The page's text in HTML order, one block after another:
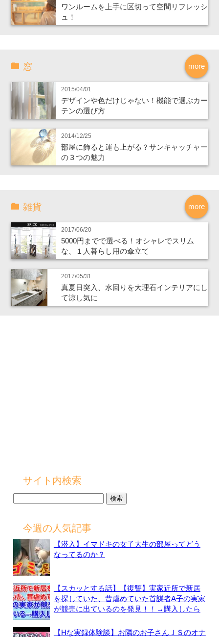
ワンルームを上手に区切って空間リフレッシ
ュ！
more
窓
2015/04/01
デザインや色だけじゃない！機能で選ぶカー
テンの選び方
2014/12/25
部屋に飾ると運も上がる？サンキャッチャー
の３つの魅力
more
雑貨
2017/06/20
5000円までで選べる！オシャレでスリム
な、１人暮らし用の傘立て
2017/05/31
真夏日突入、水回りを大理石インテリアにし
て涼し気に
サイト内検索
今週の人気記事
【潜入】イマドキの女子大生の部屋ってどう
なってるのか？
【スカッとする話】【復讐】実家近所で新居
を探していた、昔虐めていた首謀者A子の実家
が競売に出ているのを発見！！→購入したら
【Hな実録体験談】お隣のお子さんＪＳのオナ